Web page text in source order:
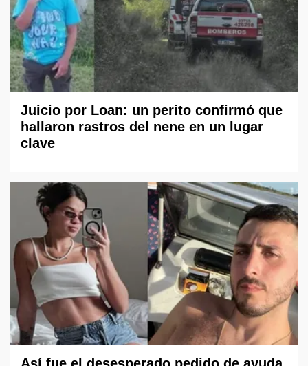
Juicio por Loan: un perito confirmó que
hallaron rastros del nene en un lugar
clave
Así fue el desesperado pedido de ayuda